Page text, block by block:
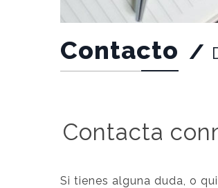
Contacto /
Contacta
Si tienes alguna duda, o